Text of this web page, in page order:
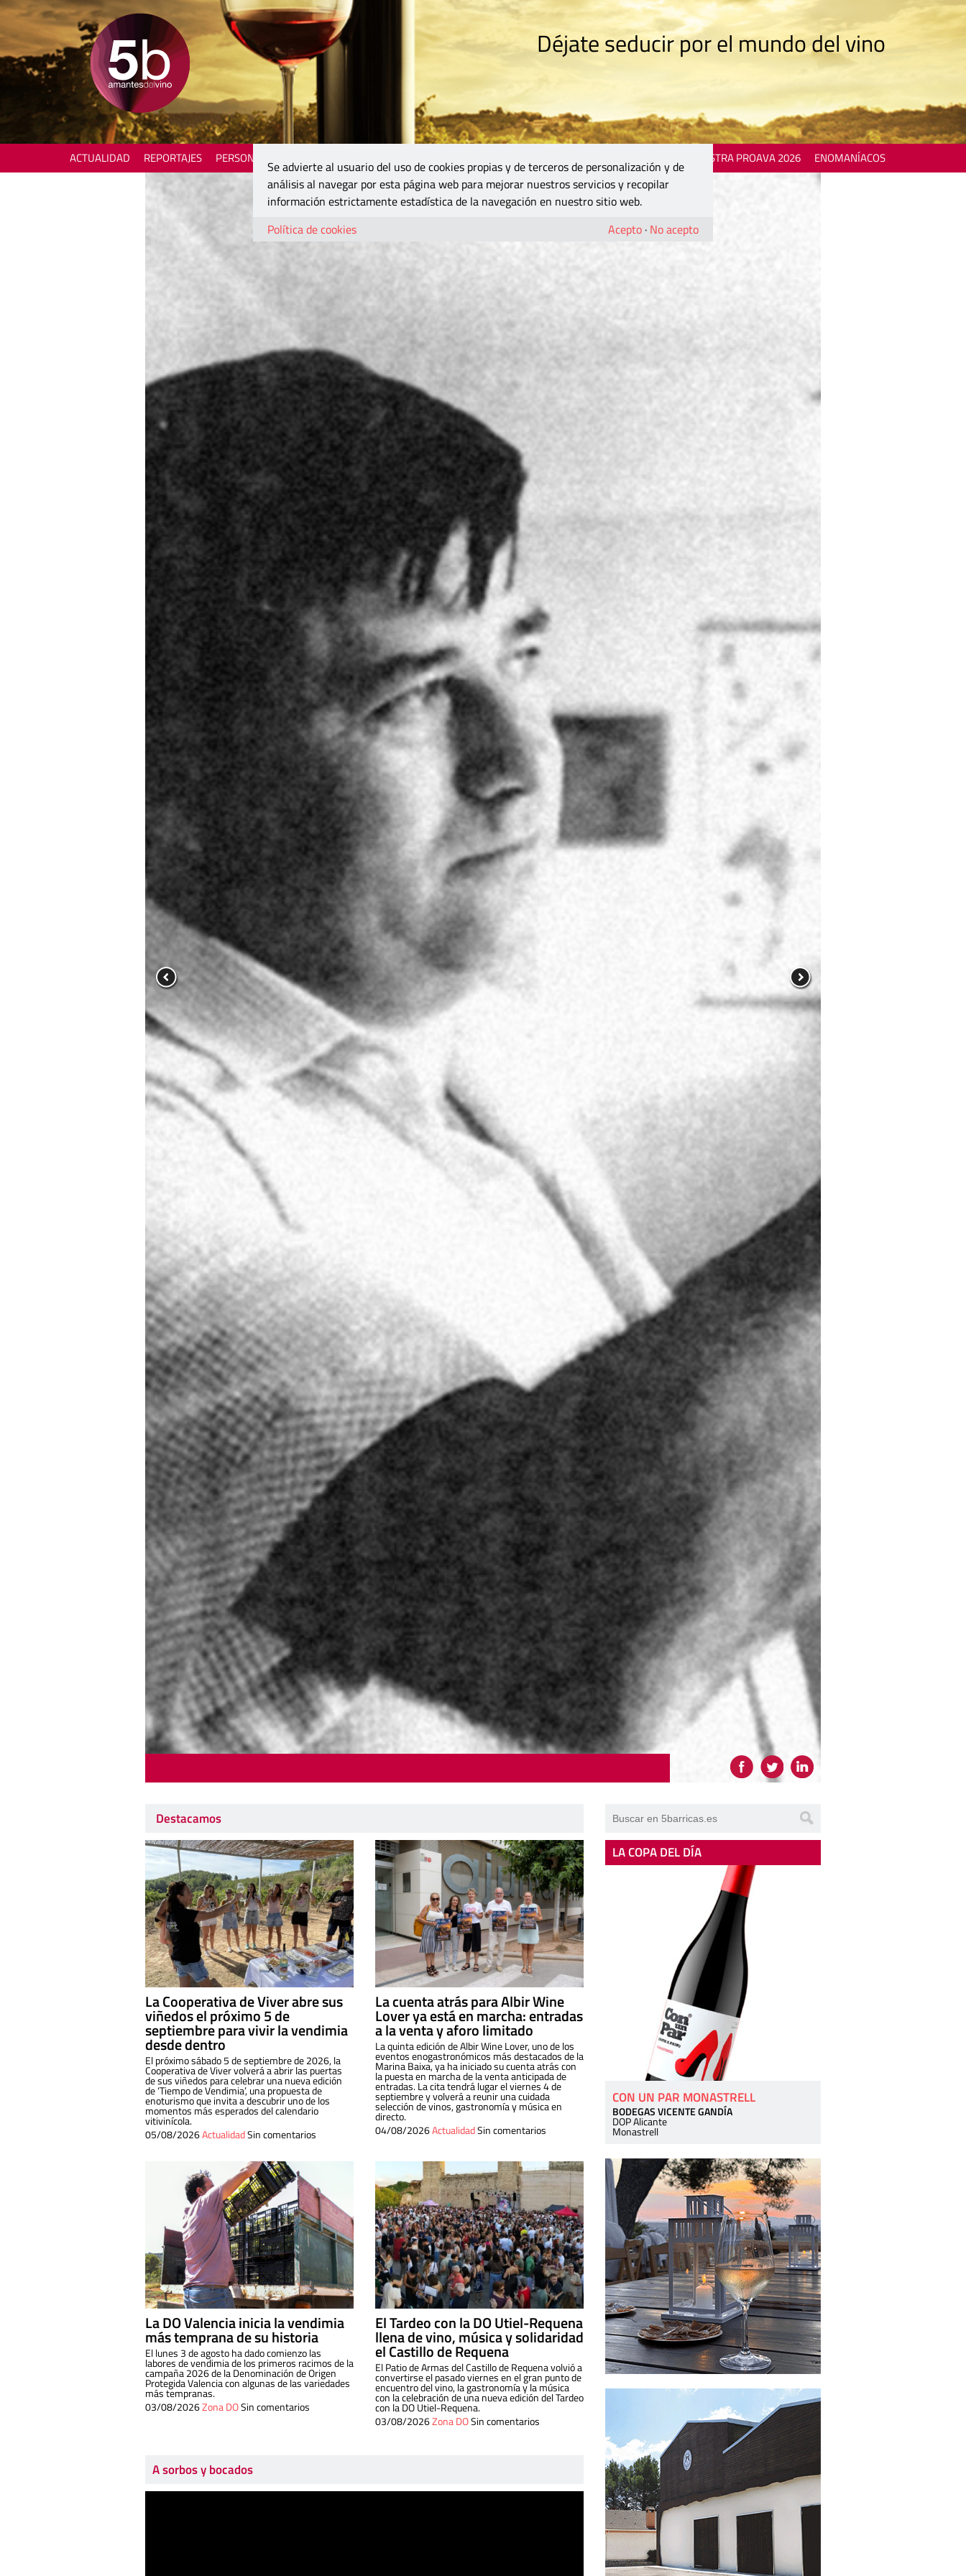
Déjate seducir por el mundo del vino
ACTUALIDAD REPORTAJES PERSONAJES MOSTRA PROAVA 2026 ENOMANÍACOS
Destacamos
La Cooperativa de Viver abre sus
viñedos el próximo 5 de
septiembre para vivir la vendimia
desde dentro
El próximo sábado 5 de septiembre de 2026, la
Cooperativa de Viver volverá a abrir las puertas
de sus viñedos para celebrar una nueva edición
de ‘Tiempo de Vendimia’, una propuesta de
enoturismo que invita a descubrir uno de los
momentos más esperados del calendario
vitivinícola.
05/08/2026ActualidadSin comentarios
La cuenta atrás para Albir Wine
Lover ya está en marcha: entradas
a la venta y aforo limitado
La quinta edición de Albir Wine Lover, uno de los
eventos enogastronómicos más destacados de la
Marina Baixa, ya ha iniciado su cuenta atrás con
la puesta en marcha de la venta anticipada de
entradas. La cita tendrá lugar el viernes 4 de
septiembre y volverá a reunir una cuidada
selección de vinos, gastronomía y música en
directo.
04/08/2026ActualidadSin comentarios
La DO Valencia inicia la vendimia
más temprana de su historia
El lunes 3 de agosto ha dado comienzo las
labores de vendimia de los primeros racimos de la
campaña 2026 de la Denominación de Origen
Protegida Valencia con algunas de las variedades
más tempranas.
03/08/2026Zona DOSin comentarios
El Tardeo con la DO Utiel-Requena
llena de vino, música y solidaridad
el Castillo de Requena
El Patio de Armas del Castillo de Requena volvió a
convertirse el pasado viernes en el gran punto de
encuentro del vino, la gastronomía y la música
con la celebración de una nueva edición del Tardeo
con la DO Utiel-Requena.
03/08/2026Zona DOSin comentarios
A sorbos y bocados
LA COPA DEL DÍA
CON UN PAR MONASTRELL
BODEGAS VICENTE GANDÍA
DOP Alicante
Monastrell
Se advierte al usuario del uso de cookies propias y de terceros de personalización y de
análisis al navegar por esta página web para mejorar nuestros servicios y recopilar
información estrictamente estadística de la navegación en nuestro sitio web.
Política de cookies
Acepto · No acepto